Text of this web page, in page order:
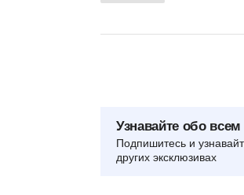
Узнавайте обо
Подпишитесь и
других эксклюзивах